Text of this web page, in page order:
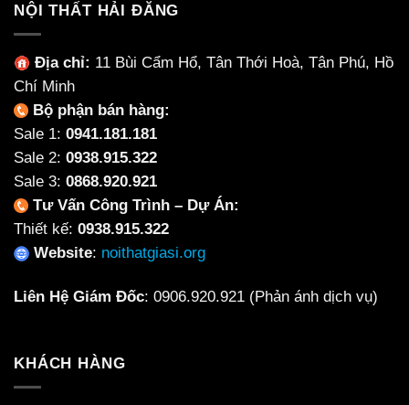
NỘI THẤT HẢI ĐĂNG
Địa chỉ: 11 Bùi Cẩm Hổ, Tân Thới Hoà, Tân Phú, Hồ
Chí Minh
Bộ phận bán hàng:
Sale 1: 0941.181.181
Sale 2: 0938.915.322
Sale 3: 0868.920.921
Tư Vấn Công Trình – Dự Án:
Thiết kế: 0938.915.322
Website: noithatgiasi.org
Liên Hệ Giám Đốc: 0906.920.921 (Phản ánh dịch vụ)
KHÁCH HÀNG